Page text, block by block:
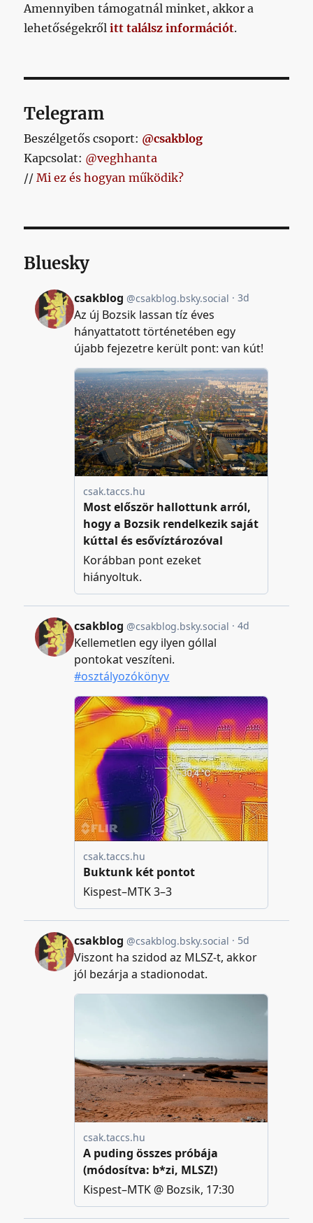
Amennyiben támogatnál minket, akkor a
lehetőségekrőlitt találsz információt.
Telegram
Beszélgetős csoport: @csakblog
Kapcsolat: @veghhanta
//Mi ez és hogyan működik?
Bluesky